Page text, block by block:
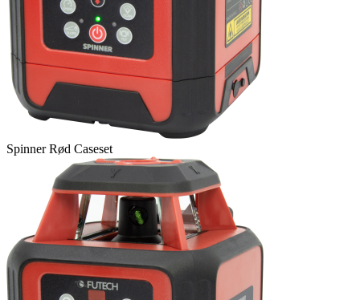
Spinner Rød Caseset